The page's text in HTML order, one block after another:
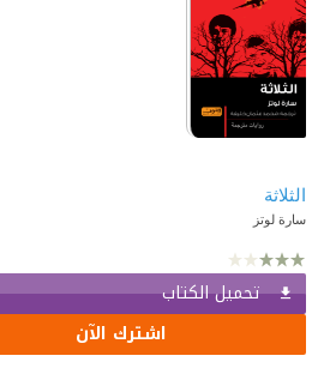
الثلاثة
سارة لوتز
تحميل الكتاب
اشترك الآن